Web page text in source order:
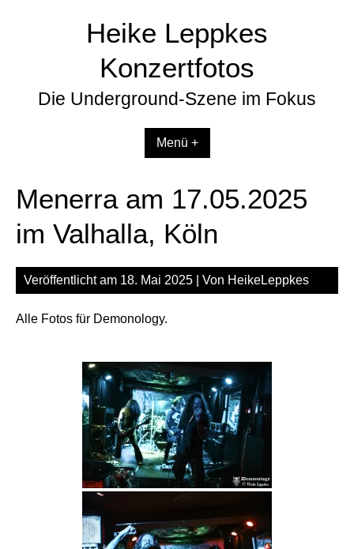
Heike Leppkes
Konzertfotos
Die Underground-Szene im Fokus
Menü +
Menerra am 17.05.2025
im Valhalla, Köln
Veröffentlicht am 18. Mai 2025 | Von HeikeLeppkes
Alle Fotos für Demonology.